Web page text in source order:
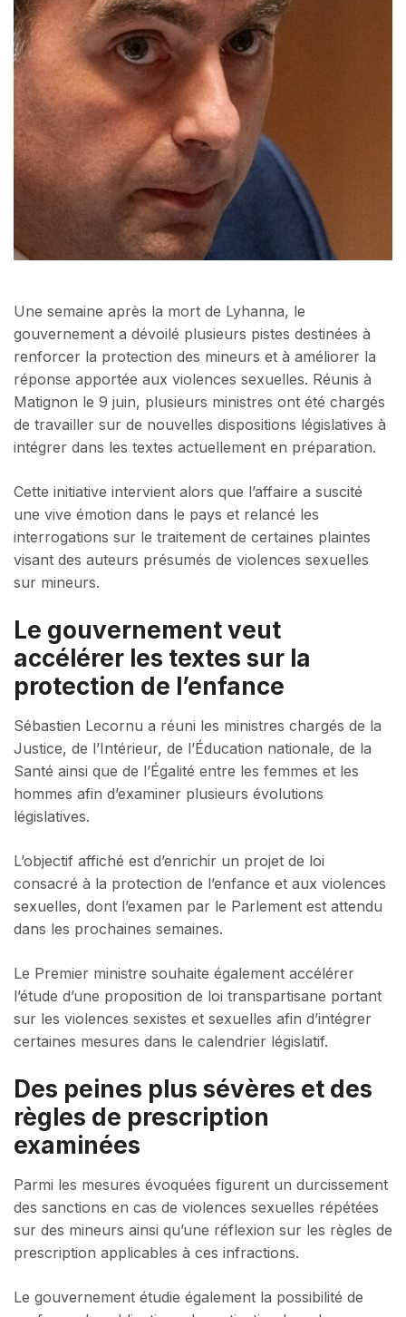
Une semaine après la mort de Lyhanna, le
gouvernement a dévoilé plusieurs pistes destinées à
renforcer la protection des mineurs et à améliorer la
réponse apportée aux violences sexuelles. Réunis à
Matignon le 9 juin, plusieurs ministres ont été chargés
de travailler sur de nouvelles dispositions législatives à
intégrer dans les textes actuellement en préparation.
Cette initiative intervient alors que l’affaire a suscité
une vive émotion dans le pays et relancé les
interrogations sur le traitement de certaines plaintes
visant des auteurs présumés de violences sexuelles
sur mineurs.
Le gouvernement veut
accélérer les textes sur la
protection de l’enfance
Sébastien Lecornu a réuni les ministres chargés de la
Justice, de l’Intérieur, de l’Éducation nationale, de la
Santé ainsi que de l’Égalité entre les femmes et les
hommes afin d’examiner plusieurs évolutions
législatives.
L’objectif affiché est d’enrichir un projet de loi
consacré à la protection de l’enfance et aux violences
sexuelles, dont l’examen par le Parlement est attendu
dans les prochaines semaines.
Le Premier ministre souhaite également accélérer
l’étude d’une proposition de loi transpartisane portant
sur les violences sexistes et sexuelles afin d’intégrer
certaines mesures dans le calendrier législatif.
Des peines plus sévères et des
règles de prescription
examinées
Parmi les mesures évoquées figurent un durcissement
des sanctions en cas de violences sexuelles répétées
sur des mineurs ainsi qu’une réflexion sur les règles de
prescription applicables à ces infractions.
Le gouvernement étudie également la possibilité de